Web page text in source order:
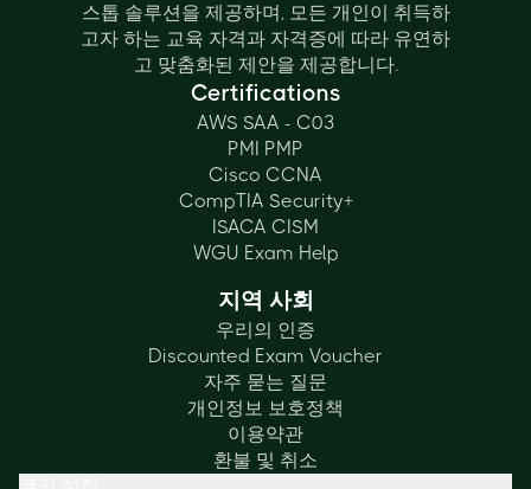
스톱 솔루션을 제공하며, 모든 개인이 취득하
고자 하는 교육 자격과 자격증에 따라 유연하
고 맞춤화된 제안을 제공합니다.
Certifications
AWS SAA - C03
PMI PMP
Cisco CCNA
CompTIA Security+
ISACA CISM
WGU Exam Help
지역 사회
우리의 인증
Discounted Exam Voucher
자주 묻는 질문
개인정보 보호정책
이용약관
환불 및 취소